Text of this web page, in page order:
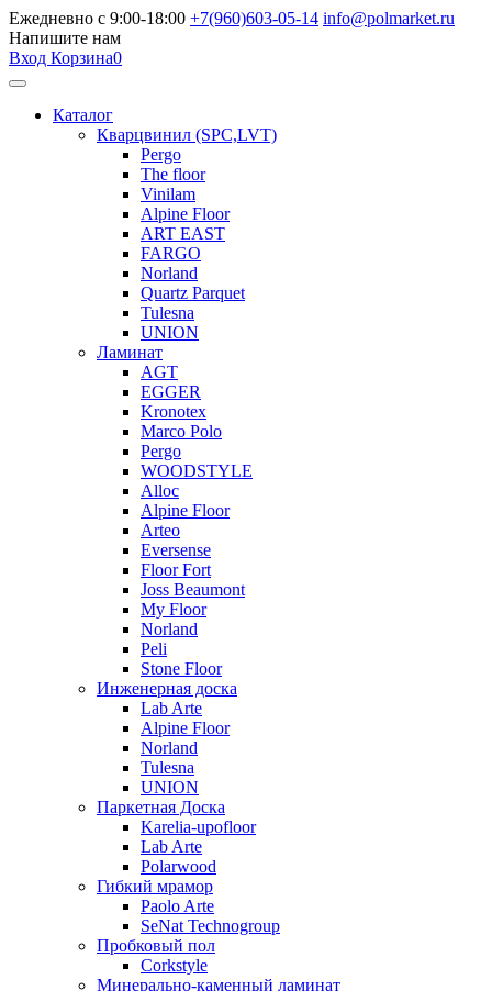
Ежедневно с 9:00-18:00 +7(960)603-05-14 info@polmarket.ru
Напишите нам
Вход Корзина0
Каталог
Кварцвинил (SPC,LVT)
Pergo
The floor
Vinilam
Alpine Floor
ART EAST
FARGO
Norland
Quartz Parquet
Tulesna
UNION
Ламинат
AGT
EGGER
Kronotex
Marco Polo
Pergo
WOODSTYLE
Alloc
Alpine Floor
Arteo
Eversense
Floor Fort
Joss Beaumont
My Floor
Norland
Peli
Stone Floor
Инженерная доска
Lab Arte
Alpine Floor
Norland
Tulesna
UNION
Паркетная Доска
Karelia-upofloor
Lab Arte
Polarwood
Гибкий мрамор
Paolo Arte
SeNat Technogroup
Пробковый пол
Corkstyle
Минерально-каменный ламинат